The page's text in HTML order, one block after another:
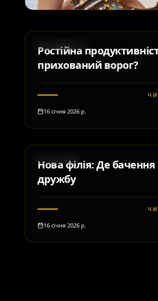
Pостійна
прихований ворог?
16 січня 2026 р.
Нова філія: Де бачення
дружбу
16 січня 2026 р.